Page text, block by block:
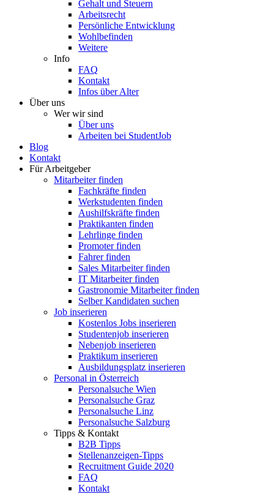
Gehalt und Steuern
Arbeitsrecht
Persönliche Entwicklung
Wohlbefinden
Weitere
Info
FAQ
Kontakt
Infos über Alter
Über uns
Wer wir sind
Über uns
Arbeiten bei StudentJob
Blog
Kontakt
Für Arbeitgeber
Mitarbeiter finden
Fachkräfte finden
Werkstudenten finden
Aushilfskräfte finden
Praktikanten finden
Lehrlinge finden
Promoter finden
Fahrer finden
Sales Mitarbeiter finden
IT Mitarbeiter finden
Gastronomie Mitarbeiter finden
Selber Kandidaten suchen
Job inserieren
Kostenlos Jobs inserieren
Studentenjob inserieren
Nebenjob inserieren
Praktikum inserieren
Ausbildungsplatz inserieren
Personal in Österreich
Personalsuche Wien
Personalsuche Graz
Personalsuche Linz
Personalsuche Salzburg
Tipps & Kontakt
B2B Tipps
Stellenanzeigen-Tipps
Recruitment Guide 2020
FAQ
Kontakt